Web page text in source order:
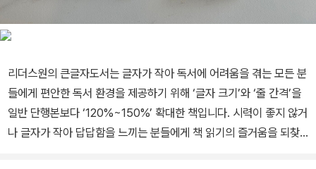
리더스원의 큰글자도서는 글자가 작아 독서에 어려움을 겪는 모든 분
들에게 편안한 독서 환경을 제공하기 위해 ‘글자 크기’와 ‘줄 간격’을
일반 단행본보다 ‘120%~150%’ 확대한 책입니다. 시력이 좋지 않거
나 글자가 작아 답답함을 느끼는 분들에게 책 읽기의 즐거움을 되찾